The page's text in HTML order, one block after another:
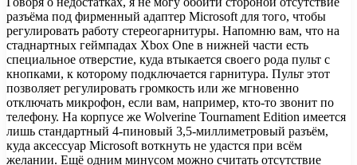
разъёма под фирменный адаптер Microsoft для того, чтобы
регулировать работу стереогарнитуры. Напомню вам, что на
стаднартных геймпадах Xbox One в нижней части есть
специальное отверстие, куда втыкается своего рода пульт с
кнопками, к которому подключается гарнитура. Пульт этот
позволяет регулировать громкость или же мгновенно
отключать микрофон, если вам, например, кто-то звонит по
телефону. На корпусе же Wolverine Tournament Edition имеется
лишь стандартный 4-пиновый 3,5-миллиметровый разъём,
куда аксессуар Microsoft воткнуть не удастся при всём
желании. Ещё одним минусом можно считать отсутствие